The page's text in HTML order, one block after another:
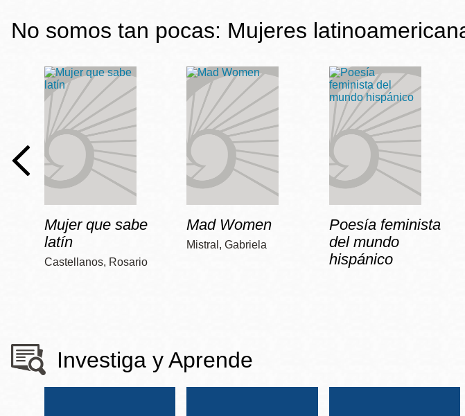
No somos tan pocas: Mujeres
Mujer que sabe
latín
Castellanos, Rosario
Mad Women
Mistral, Gabriela
Poesía feminista
del mundo
hispánico
Investiga y Aprende